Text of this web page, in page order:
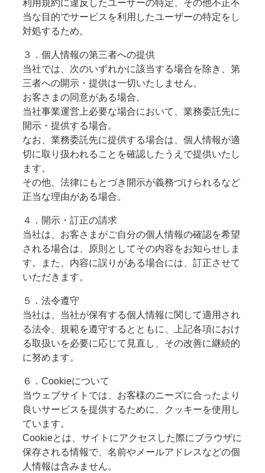
利用規約に違反したユーザーの特定、その他不正不
当な目的でサービスを利用したユーザーの特定をし
対処するため。
３．個人情報の第三者への提供
当社では、次のいずれかに該当する場合を除き、第
三者への開示・提供は一切いたしません。
お客さまの同意がある場合。
当社事業運営上必要な場合において、業務委託先に
開示・提供する場合。
なお、業務委託先に提供する場合は、個人情報が適
切に取り扱われることを確認したうえで提供いたし
ます。
その他、法律にもとづき開示が義務づけられるなど
正当な理由がある場合。
４．開示・訂正の請求
当社は、お客さまがご自分の個人情報の確認を希望
される場合は、原則としてその内容をお知らせしま
す。また、内容に誤りがある場合には、訂正させて
いただきます。
５．法令遵守
当社は、当社が保有する個人情報に関して適用され
る法令、規範を遵守するとともに、上記各項におけ
る取扱いを必要に応じて見直し、その改善に継続的
に努めます。
６．Cookieについて
当ウェブサイトでは、お客様のニーズに合ったより
良いサービスを提供するために、クッキーを使用し
ています。
Cookieとは、サイトにアクセスした際にブラウザに
保存される情報で、名前やメールアドレスなどの個
人情報は含みません。